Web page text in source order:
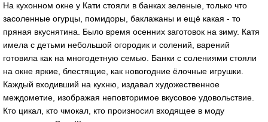
На кухонном окне у Кати стояли в банках зеленые, только что
засоленные огурцы, помидоры, баклажаны и ещё какая - то
пряная вкуснятина. Было время осенних заготовок на зиму. Катя
имела с детьми небольшой огородик и солений, варений
готовила как на многодетную семью. Банки с солениями стояли
на окне яркие, блестящие, как новогодние ёлочные игрушки.
Каждый входивший на кухню, издавал художественное
междометие, изображая неповторимое вкусовое удовольствие.
Кто цикал, кто чмокал, кто произносил входящее в моду